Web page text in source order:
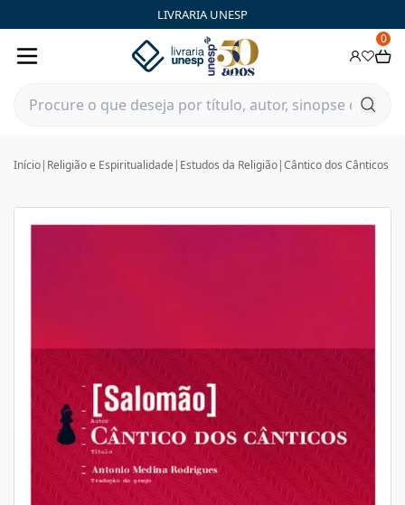
LIVRARIA UNESP
0
Início| Religião e Espiritualidade | Estudos da Religião|Cântico dos Cânticos